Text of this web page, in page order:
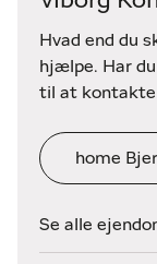
Hvad end du
hjælpe. Har
til at kontakte
home
Se alle